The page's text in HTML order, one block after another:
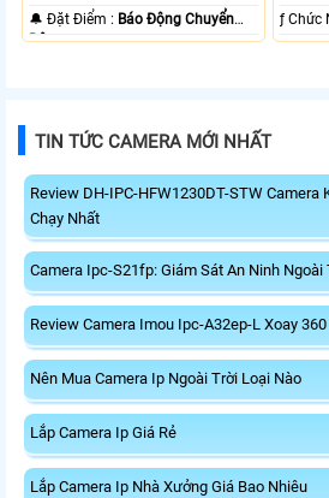
️🔔 Đặt Điểm : Báo Động Chuyển
Động.
TIN TỨC CAMERA MỚI NHẤT
Review DH-IPC-HFW1230DT-STW Camera
Chạy Nhất
Camera Ipc-S21fp: Giám Sát An Ninh Ngoài
Review Camera Imou Ipc-A32ep-L Xoay
Nên Mua Camera Ip Ngoài Trời Loại Nào
Lắp Camera Ip Giá Rẻ
Lắp Camera Ip Nhà Xưởng Giá Bao Nhiêu